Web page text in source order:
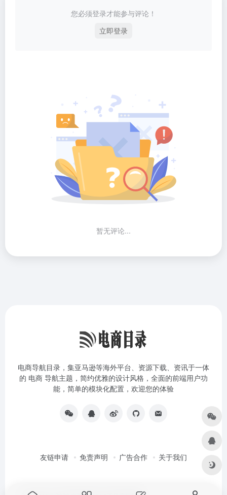
您必须登录才能参与评论！
立即登录
暂无评论...
电商导航目录，集亚马逊等海外平台、资源下载、资讯于一体
的 电商 导航主题，简约优雅的设计风格，全面的前端用户功
能，简单的模块化配置，欢迎您的体验
友链申请 免责声明 广告合作 关于我们